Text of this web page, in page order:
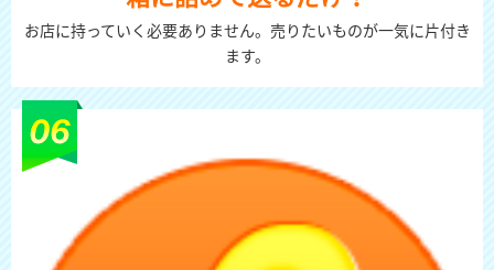
お店に持っていく必要ありません。売りたいものが一気に片付き
ます。